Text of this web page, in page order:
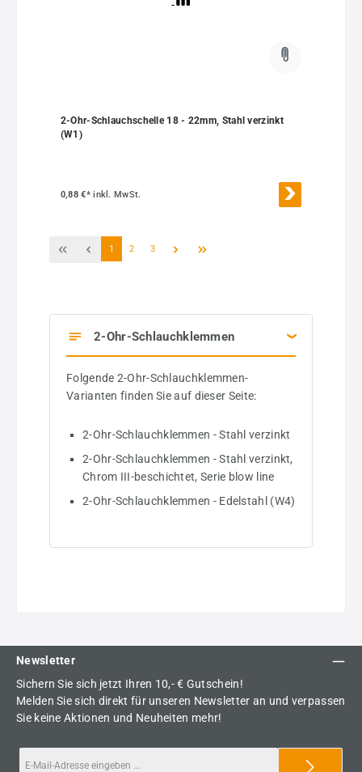
2-Ohr-Schlauchschelle 18 - 22mm, Stahl verzinkt
(W1)
0,88 €*inkl. MwSt.
Seite
1 Seite
2 Seite
3
2-Ohr-Schlauchklemmen
Folgende 2-Ohr-Schlauchklemmen-
Varianten finden Sie auf dieser Seite:
2-Ohr-Schlauchklemmen - Stahl verzinkt
2-Ohr-Schlauchklemmen - Stahl verzinkt,
Chrom III-beschichtet, Serie blow line
2-Ohr-Schlauchklemmen - Edelstahl (W4)
Newsletter
Sichern Sie sich jetzt Ihren 10,- € Gutschein!
Melden Sie sich direkt für unseren Newsletter an und verpassen
Sie keine Aktionen und Neuheiten mehr!